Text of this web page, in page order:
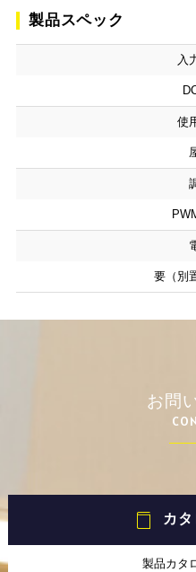
製品スペック
入
使
要（別
お問
カ
製品カタ